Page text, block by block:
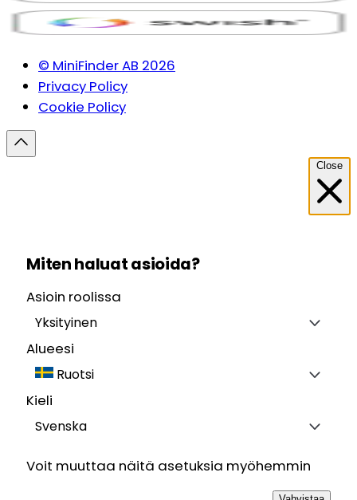
© MiniFinder AB 2026
Privacy Policy
Cookie Policy
Close
Miten haluat asioida?
Asioin roolissa
Yksityinen
Alueesi
Ruotsi
Kieli
Svenska
Voit muuttaa näitä asetuksia myöhemmin